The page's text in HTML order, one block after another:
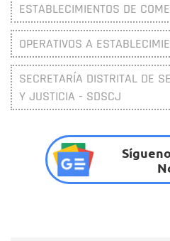
ESTABLECIMIENTOS DE
OPERATIVOS A
SECRETARÍA DISTRITAL DE
Y JUSTICIA - SDSCJ